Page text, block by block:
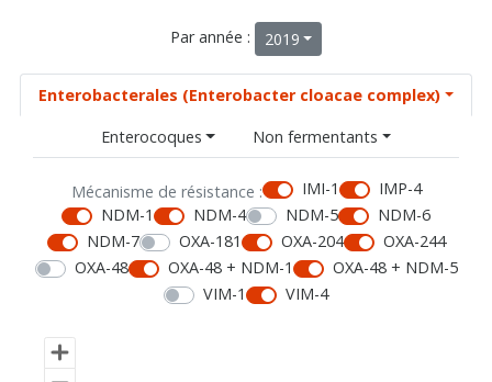
Par année : 2019
Enterobacterales (Enterobacter cloacae complex)
Enterocoques
Non fermentants
Mécanisme de résistance : IMI-1
IMP-4
NDM-1
NDM-4 NDM-5
NDM-6
NDM-7
OXA-181 OXA-204
OXA-244
OXA-48
OXA-48 + NDM-1
OXA-48 + NDM-5
VIM-1
VIM-4